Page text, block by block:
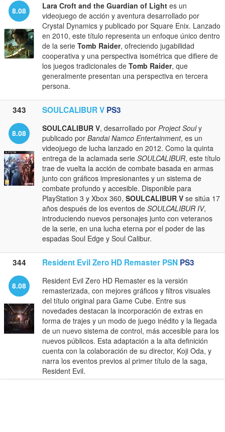
8.08 Lara Croft and the Guardian of Light es un
videojuego de acción y aventura desarrollado por
Crystal Dynamics y publicado por Square Enix. Lanzado
en 2010, este título representa un enfoque único dentro
de la serie Tomb Raider, ofreciendo jugabilidad
cooperativa y una perspectiva isométrica que difiere de
los juegos tradicionales de Tomb Raider, que
generalmente presentan una perspectiva en tercera
persona.
343 SOULCALIBUR V PS3
8.08 SOULCALIBUR V, desarrollado por Project Souly
publicado por Bandai Namco Entertainment, es un
videojuego de lucha lanzado en 2012. Como la quinta
entrega de la aclamada serie SOULCALIBUR, este título
trae de vuelta la acción de combate basada en armas
junto con gráficos impresionantes y un sistema de
combate profundo y accesible. Disponible para
PlayStation 3 y Xbox 360, SOULCALIBUR V se sitúa 17
años después de los eventos de SOULCALIBUR IV,
introduciendo nuevos personajes junto con veteranos
de la serie, en una lucha eterna por el poder de las
espadas Soul Edge y Soul Calibur.
344 Resident Evil Zero HD Remaster PSN PS3
8.08
Resident Evil Zero HD Remaster es la versión
remasterizada, con mejores gráficos y filtros visuales
del título original para Game Cube. Entre sus
novedades destacan la incorporación de extras en
forma de trajes y un modo de juego inédito y la llegada
de un nuevo sistema de control, más accesible para los
nuevos públicos. Esta adaptación a la alta definición
cuenta con la colaboración de su director, Koji Oda, y
narra los eventos previos al primer título de la saga,
Resident Evil.